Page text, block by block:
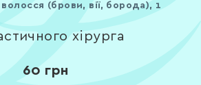
(брови, вії, борода), 1
хірурга
60 грн